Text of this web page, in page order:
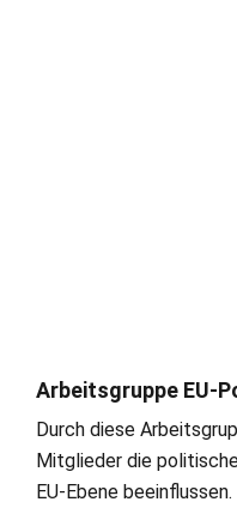
Arbeitsgruppe EU-
Durch diese
Mitglieder die
EU-Ebene